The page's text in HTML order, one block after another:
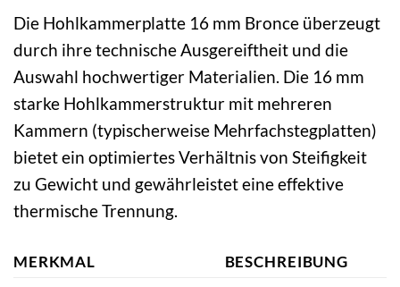
Die Hohlkammerplatte 16 mm Bronce überzeugt
durch ihre technische Ausgereiftheit und die
Auswahl hochwertiger Materialien. Die 16 mm
starke Hohlkammerstruktur mit mehreren
Kammern (typischerweise Mehrfachstegplatten)
bietet ein optimiertes Verhältnis von Steifigkeit
zu Gewicht und gewährleistet eine effektive
thermische Trennung.
MERKMAL
BESCHREIBUNG